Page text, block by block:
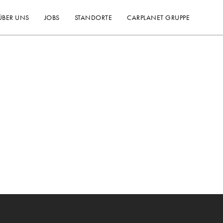
UNS JOBS STANDORTE CARPLANET GRUPPE